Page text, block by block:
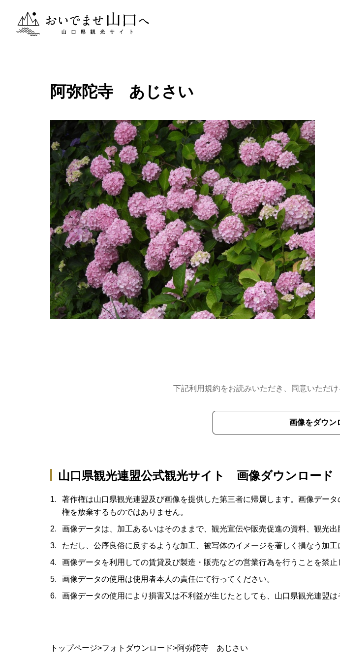
おいでませ山口へー山口県観光サイト
トップページ フォトダウンロード 阿弥陀寺 あじさい
阿弥陀寺 あじさい
下記利用規約をお読みいただき、同意いただ
画像をダウン
山口県観光連盟公式観光サイト 画像ダウンロー
著作権は山口県観光連盟及び画像を提供した第三者に帰属します。画像デー
権を放棄するものではありません。
画像データは、加工あるいはそのままで、観光宣伝や販売促進の資料、観光
ただし、公序良俗に反するような加工、被写体のイメージを著しく損なう加工
画像データを利用しての賃貸及び製造・販売などの営業行為を行うことを禁止
画像データの使用は使用者本人の責任にて行ってください。
画像データの使用により損害又は不利益が生じたとしても、山口県観光連盟